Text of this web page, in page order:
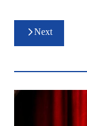
Next